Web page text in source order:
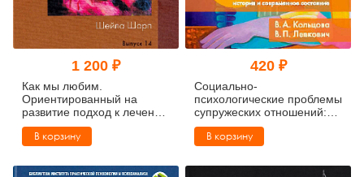
1 200 ₽
Как мы любим.
Ориентированный на
развитие подход к лечению
пар
В корзину
420 ₽
Социально-
психологические проблемы
супружеских отношений:
история и современное
состояние
В корзину